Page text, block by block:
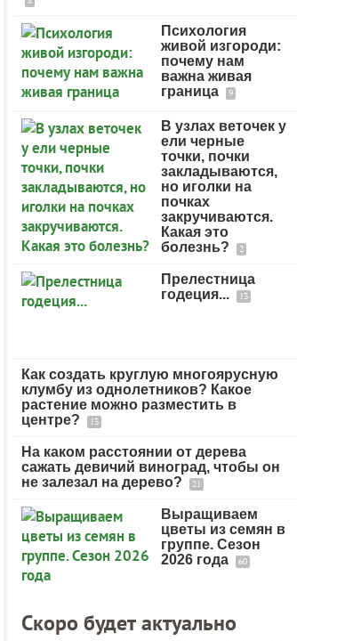
Психология
живой изгороди:
почему нам
важна живая
граница
9
В узлах веточек у
ели черные
точки, почки
закладываются,
но иголки на
почках
закручиваются.
Какая это
болезнь?
2
Прелестница
годеция...
13
Как создать круглую многоярусную
клумбу из однолетников? Какое
растение можно разместить в
центре?
13
На каком расстоянии от дерева
сажать девичий виноград, чтобы он
не залезал на дерево?
21
Выращиваем
цветы из семян в
группе. Сезон
2026 года
60
Скоро будет актуально